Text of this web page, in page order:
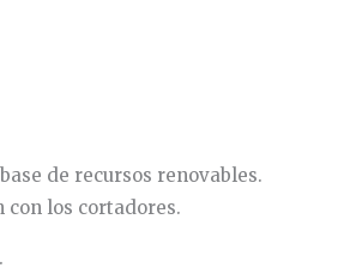
de recursos renovables.
con los cortadores.